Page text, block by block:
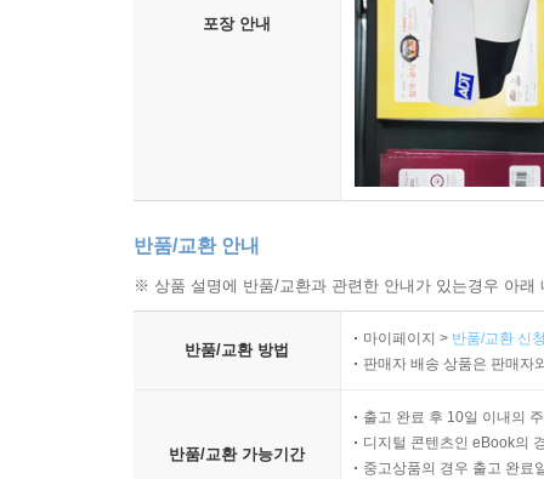
낙인으로부터 멀어질 수는 없었다. 어디로 가든
이런 식으로 법적인 문제와 사적인 생활이 나란
문제에 대처해야 한다는 필요가 늘 우리의 슬
지금은 특수상황이었다. 역사상 최악의 학교 총기
힘들었다. 모든 사람들이 누군가를 상대로 소송
있었다. 보안관 사무소, 군, 경찰을 상대로 한 소
포장 안내
반품/교환 안내
※ 상품 설명에 반품/교환과 관련한 안내가 있는경우 아
반품/교환 방법
마이페이지 > 반품/교환 신
판매자 배송 상품은 판매자
반품/교환 가능기간
출고 완료 후 10일 이내의
디지털 콘텐츠인 eBook의
중고상품의 경우 출고 완료